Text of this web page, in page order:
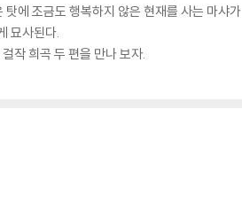
에 조금도 행복하지 않은 현재를 사는 마샤가
묘사된다.
작 희곡 두 편을 만나 보자.